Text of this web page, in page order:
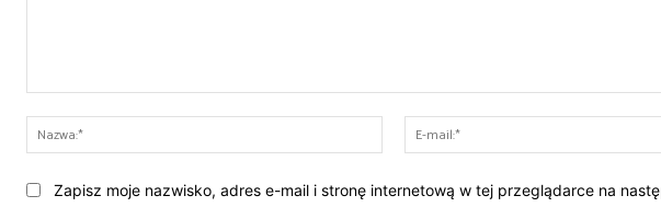
Nazwa:*
Zapisz moje nazwisko, adres e-mail i stronę internetową w tej przeglądarce na